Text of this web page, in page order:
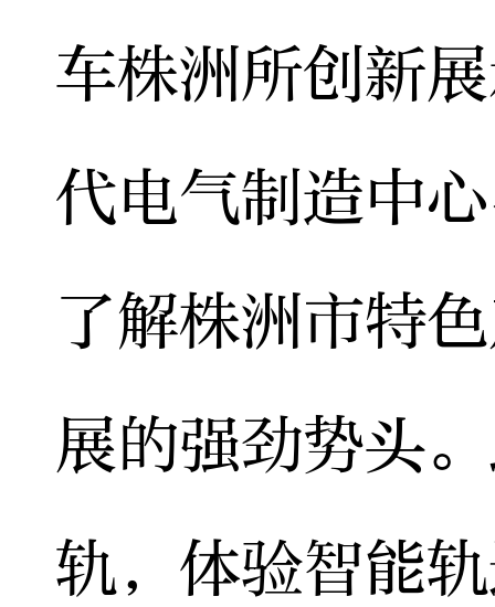
车株洲所创新
代电气制造中
了解株洲市特
展的强劲势头
轨，体验智能